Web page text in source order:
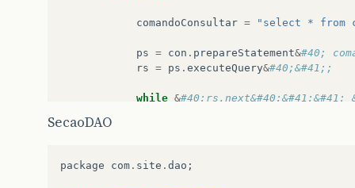
comandoConsultar = "select * from
ps = con . prepareStatement&#40;
rs = ps . executeQuery&#40;&#41;;
while &#40;rs.next&#40;&#41;&#41;
cate
categorias
SecaoDAO
package com . site . dao ;